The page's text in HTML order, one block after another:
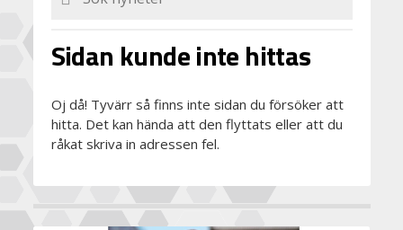
Sidan kunde inte hittas
Oj då! Tyvärr så finns inte sidan du försöker att
hitta. Det kan hända att den flyttats eller att du
råkat skriva in adressen fel.